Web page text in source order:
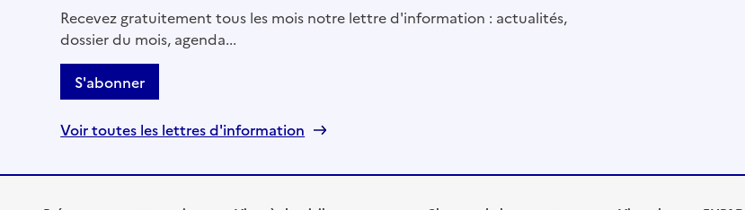
Recevez gratuitement tous les mois notre lettre d'information : actualités,
dossier du mois, agenda...
S'abonner
Voir toutes les lettres d'information